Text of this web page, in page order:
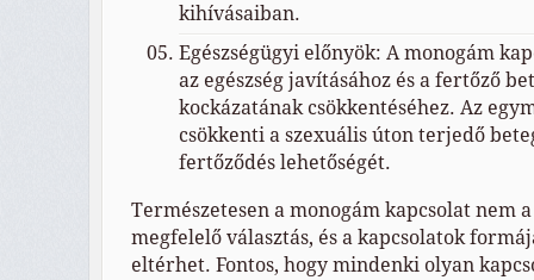
kihívásaiban.
Egészségügyi előnyök: A monogám
az egészség javításához és a fertőző
kockázatának csökkentéséhez. Az
csökkenti a szexuális úton terjedő
fertőződés lehetőségét.
Természetesen a monogám kapcsolat nem
megfelelő választás, és a kapcsolatok
eltérhet. Fontos, hogy mindenki olyan